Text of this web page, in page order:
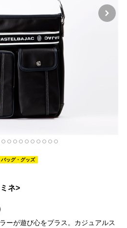
バッグ・グッズ
ネ>
ーが遊び心をプラス。カジュアルス